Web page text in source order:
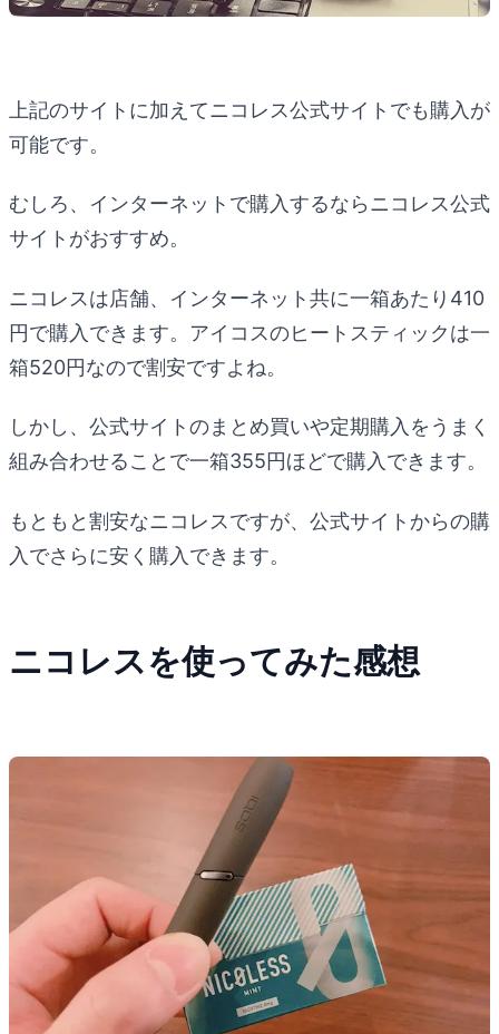
上記のサイトに加えてニコレス公式サイトでも購入が
可能です。
むしろ、インターネットで購入するならニコレス公式
サイトがおすすめ。
ニコレスは店舗、インターネット共に一箱あたり410
円で購入できます。アイコスのヒートスティックは一
箱520円なので割安ですよね。
しかし、公式サイトのまとめ買いや定期購入をうまく
組み合わせることで一箱355円ほどで購入できます。
もともと割安なニコレスですが、公式サイトからの購
入でさらに安く購入できます。
ニコレスを使ってみた感想